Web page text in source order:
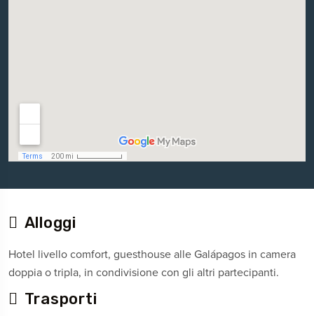
Alloggi
Hotel livello comfort, guesthouse alle Galápagos in camera
doppia o tripla, in condivisione con gli altri partecipanti.
Trasporti